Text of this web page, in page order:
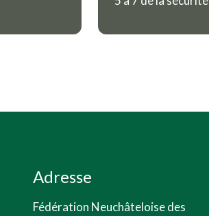
Adresse
Fédération Neuchâteloise des